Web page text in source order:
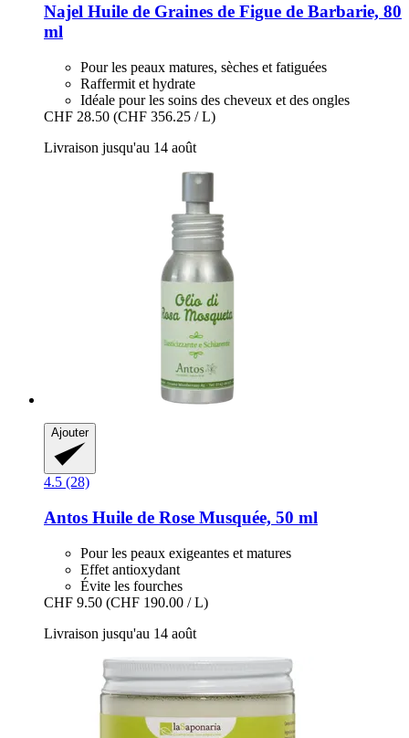
Najel Huile de Graines de Figue de Barbarie, 80
ml
Pour les peaux matures, sèches et fatiguées
Raffermit et hydrate
Idéale pour les soins des cheveux et des ongles
CHF 28.50 (CHF 356.25 / L)
Livraison jusqu'au 14 août
Ajouter
4.5 (28)
Antos Huile de Rose Musquée, 50 ml
Pour les peaux exigeantes et matures
Effet antioxydant
Évite les fourches
CHF 9.50 (CHF 190.00 / L)
Livraison jusqu'au 14 août